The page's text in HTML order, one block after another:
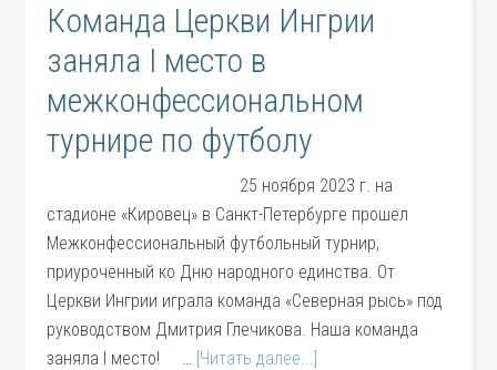
Команда Церкви Ингрии
заняла I место в
межконфессиональном
турнире по футболу
25 ноября 2023 г. на
стадионе «Кировец» в Санкт-Петербурге прошел
Межконфессиональный футбольный турнир,
приуроченный ко Дню народного единства. От
Церкви Ингрии играла команда «Северная рысь» под
руководством Дмитрия Глечикова. Наша команда
заняла I место! … [Читать далее...]